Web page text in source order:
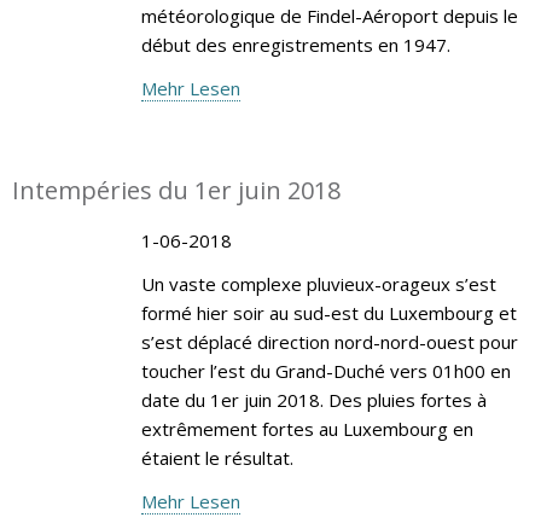
météorologique de Findel-Aéroport depuis le
début des enregistrements en 1947.
Mehr Lesen
Intempéries du 1er juin 2018
1-06-2018
Un vaste complexe pluvieux-orageux s’est
formé hier soir au sud-est du Luxembourg et
s’est déplacé direction nord-nord-ouest pour
toucher l’est du Grand-Duché vers 01h00 en
date du 1er juin 2018. Des pluies fortes à
extrêmement fortes au Luxembourg en
étaient le résultat.
Mehr Lesen